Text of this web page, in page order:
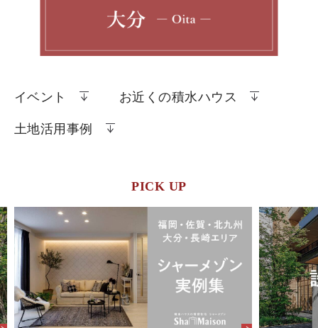
イベント お近くの積水ハウス
土地活用事例
PICK UP